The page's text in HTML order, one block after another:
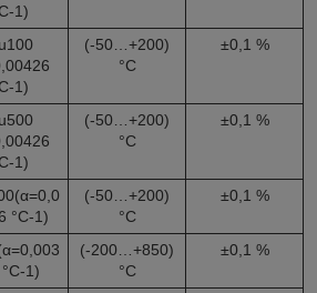
1)
1)
(-50…+200)
°С
±0,1 %
1)
(-50…+200)
°С
±0,1 %
°C-1)
(-50…+200)
°С
±0,1 %
1)
(-200…+850)
°С
±0,1 %